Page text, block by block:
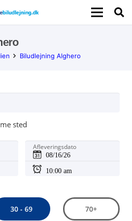
Biludlejning Alghero
sted
Afleveringsdato
30 - 69 70+